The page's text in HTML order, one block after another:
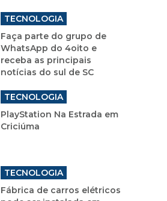
TECNOLOGIA
Faça parte do grupo de
WhatsApp do 4oito e
receba as principais
notícias do sul de SC
TECNOLOGIA
PlayStation Na Estrada em
Criciúma
TECNOLOGIA
Fábrica de carros elétricos